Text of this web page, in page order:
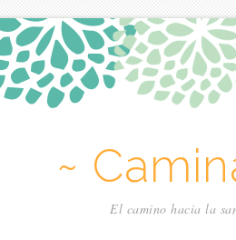
~
El camino hacia la